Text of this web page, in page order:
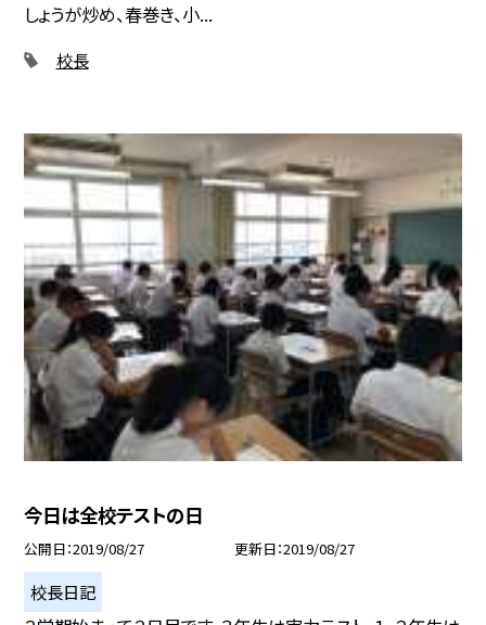
しょうが炒め、春巻き、小...
校長
今日は全校テストの日
公開日 2019/08/27 更新日 2019/08/27
校長日記